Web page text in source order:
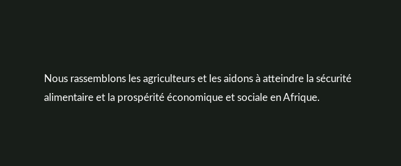
Nous rassemblons les agriculteurs et les aidons à atteindre la sécurité
alimentaire et la prospérité économique et sociale en Afrique.